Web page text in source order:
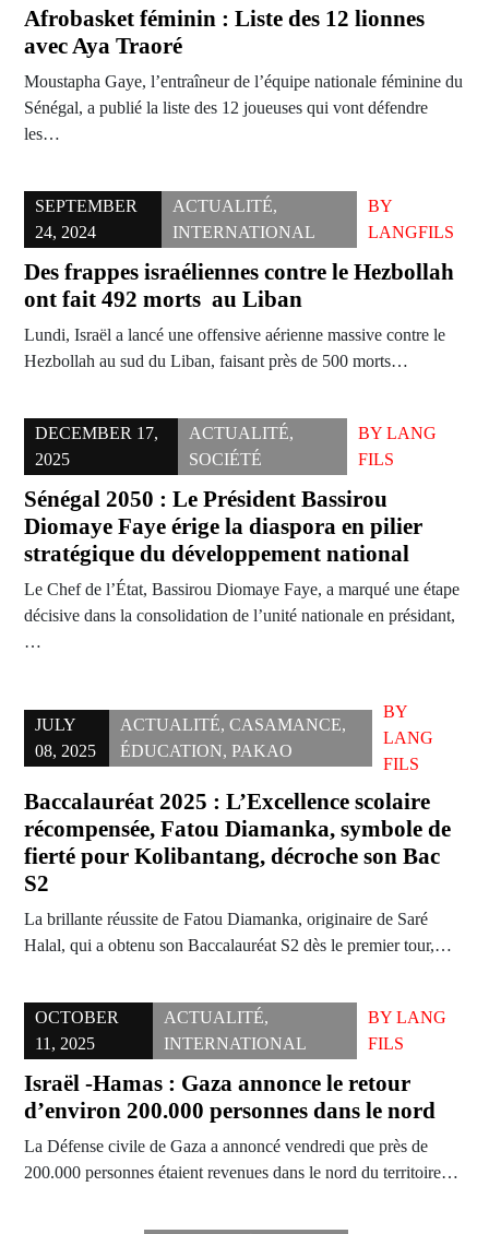
Afrobasket féminin : Liste des 12 lionnes
avec Aya Traoré
Moustapha Gaye, l’entraîneur de l’équipe nationale féminine du
Sénégal, a publié la liste des 12 joueuses qui vont défendre
les…
SEPTEMBER
24, 2024
ACTUALITÉ,
INTERNATIONAL
BY
LANGFILS
Des frappes israéliennes contre le Hezbollah
ont fait 492 morts au Liban
Lundi, Israël a lancé une offensive aérienne massive contre le
Hezbollah au sud du Liban, faisant près de 500 morts…
DECEMBER 17,
2025
ACTUALITÉ,
SOCIÉTÉ
BY LANG
FILS
Sénégal 2050 : Le Président Bassirou
Diomaye Faye érige la diaspora en pilier
stratégique du développement national
Le Chef de l’État, Bassirou Diomaye Faye, a marqué une étape
décisive dans la consolidation de l’unité nationale en présidant,
…
JULY
08, 2025
ACTUALITÉ,CASAMANCE,
ÉDUCATION,PAKAO
BY
LANG
FILS
Baccalauréat 2025 : L’Excellence scolaire
récompensée, Fatou Diamanka, symbole de
fierté pour Kolibantang, décroche son Bac
S2
La brillante réussite de Fatou Diamanka, originaire de Saré
Halal, qui a obtenu son Baccalauréat S2 dès le premier tour,…
OCTOBER
11, 2025
ACTUALITÉ,
INTERNATIONAL
BYLANG
FILS
Israël -Hamas : Gaza annonce le retour
d’environ 200.000 personnes dans le nord
La Défense civile de Gaza a annoncé vendredi que près de
200.000 personnes étaient revenues dans le nord du territoire…